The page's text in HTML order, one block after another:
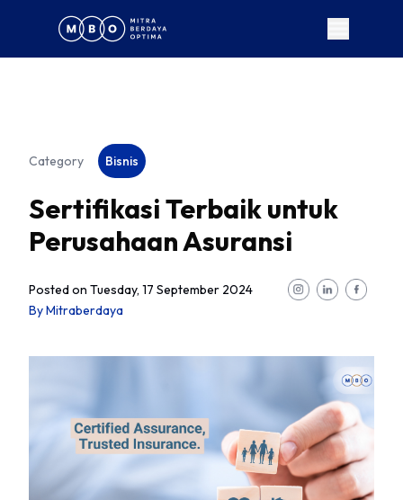
Category Bisnis
Sertifikasi Terbaik untuk
Perusahaan Asuransi
Posted on Tuesday, 17 September 2024
ByMitraberdaya